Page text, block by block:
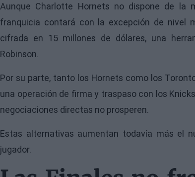
Aunque Charlotte Hornets no dispone de la
franquicia contará con la excepción de nivel
cifrada en 15 millones de dólares, una
Robinson.
Por su parte, tanto los Hornets como los
una operación de firma y traspaso con los
negociaciones directas no prosperen.
Estas alternativas aumentan todavía más el
jugador.